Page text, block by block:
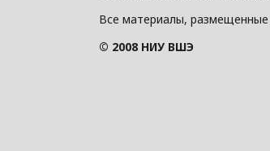
Все материалы, размещенные
© 2008 НИУ ВШЭ